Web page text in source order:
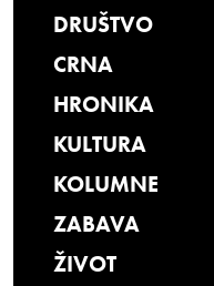
DRUŠTVO
CRNA
HRONIKA
KULTURA
KOLUMNE
ZABAVA
ŽIVOT